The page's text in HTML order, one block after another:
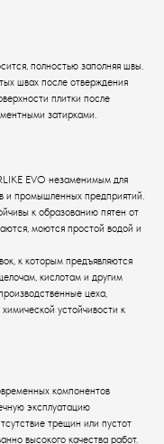
полностью заполняя швы.
швах после отверждения
плитки после
затирками.
EVO незаменимым для
и промышленных предприятий.
к образованию пятен от
моются простой водой и
к которым предъявляются
кислотам и другим
цеха,
устойчивости к
компонентов
эксплуатацию
трещин или пустот
высокого качества работ.